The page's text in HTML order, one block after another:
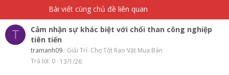
Bài viết cùng chủ đề liên quan
T
Cảm nhận sự khác biệt với chổi than công nghiệp
tiên tiến
tramanh09 Giải Trí: Chợ Tốt Rao Vặt Mua Bán
Trả lời 0 13/1/26